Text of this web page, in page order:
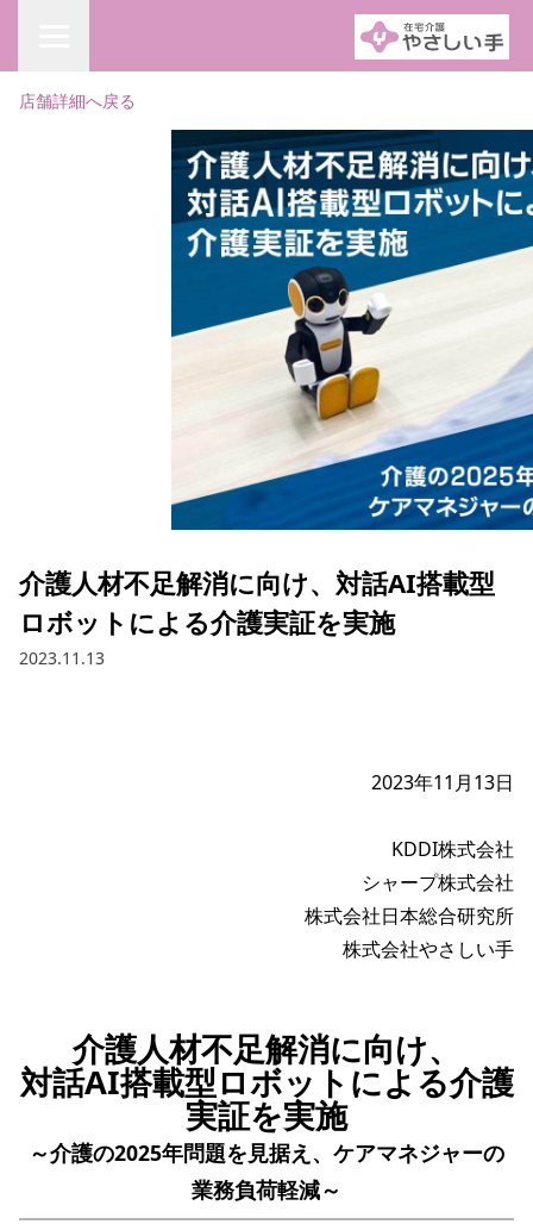
店舗詳細へ戻る
介護人材不足解消に向け、対話AI搭載型
ロボットによる介護実証を実施
2023.11.13
2023年11月13日
KDDI株式会社
シャープ株式会社
株式会社日本総合研究所
介護人材不足解消に向け、
対話AI搭載型ロボットによる介護
実証を実施
～介護の2025年問題を見据え、ケアマネジャーの
業務負荷軽減～